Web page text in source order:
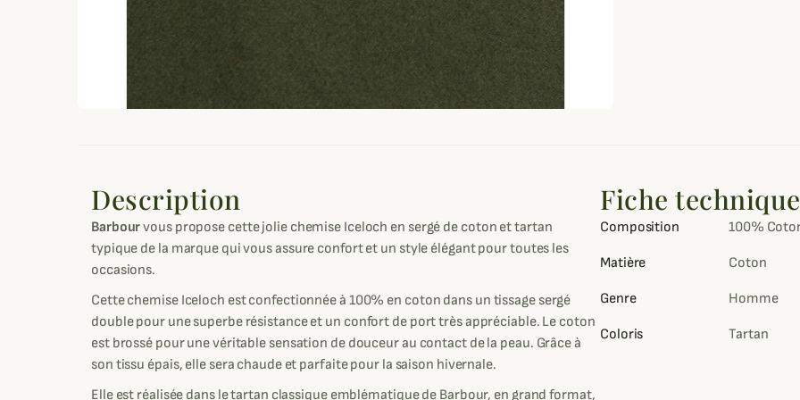
Description
Barbourvous propose cette jolie chemise Iceloch en sergé de coton et tartan
typique de la marque qui vous assure confort et un style élégant pour toutes les
occasions.
Cette chemise Iceloch est confectionnée à 100% en coton dans un tissage sergé
double pour une superbe résistance et un confort de port très appréciable. Le coton
est brossé pour une véritable sensation de douceur au contact de la peau. Grâce à
son tissu épais, elle sera chaude et parfaite pour la saison hivernale.
Elle est réalisée dans le tartan classique emblématique de Barbour, en grand format,
Fiche technique
Composition 100%
Matière Coton
Genre Homme
Coloris Tartan